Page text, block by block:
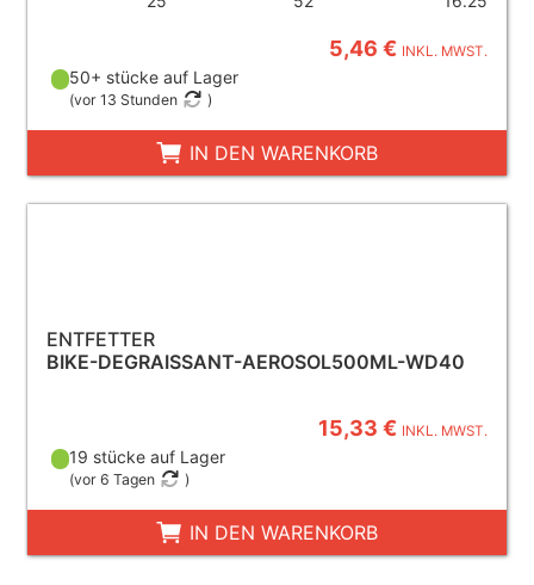
5,46 € INKL. MWST.
50+ stücke auf Lager
(vor 13 Stunden )
IN DEN WARENKORB
ENTFETTER
BIKE-DEGRAISSANT-AEROSOL500ML-WD40
15,33 € INKL. MWST.
19 stücke auf Lager
(vor 6 Tagen )
IN DEN WARENKORB